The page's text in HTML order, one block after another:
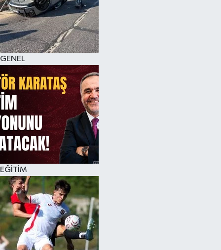
GENEL
EĞİTİM
KÜLTÜR SANAT
MAGAZİN
SAĞLIK
SİYASET
SPOR
TEKNOLOJİ
VİZYONDAKİLER
YAŞAM